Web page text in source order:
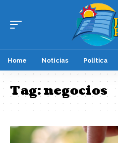
Home Notícias Política
Tag:negocios